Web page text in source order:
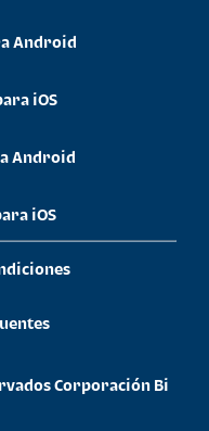
Android
iOS
Android
iOS
Corporación Bi